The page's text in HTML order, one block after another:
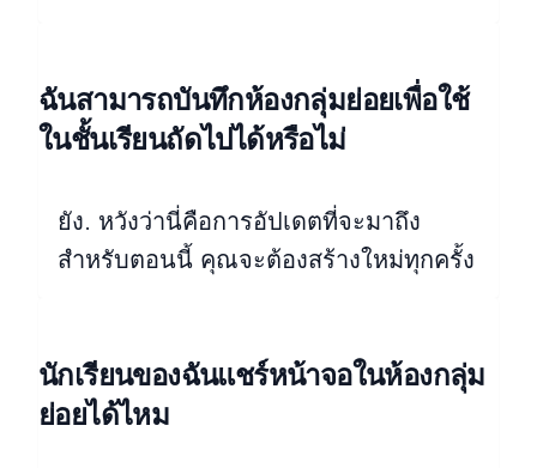
ฉันสามารถบันทึกห้องกลุ่มย่อยเพื่อใช้
ในชั้นเรียนถัดไปได้หรือไม่
ยัง. หวังว่านี่คือการอัปเดตที่จะมาถึง
สำหรับตอนนี้ คุณจะต้องสร้างใหม่ทุกครั้ง
นักเรียนของฉันแชร์หน้าจอในห้องกลุ่ม
ย่อยได้ไหม